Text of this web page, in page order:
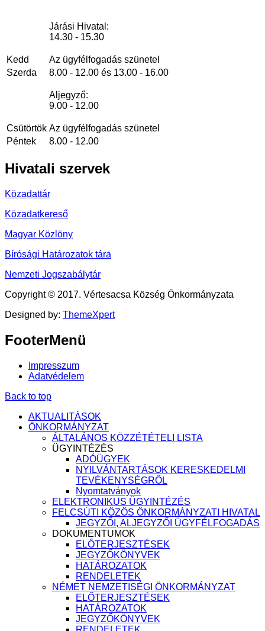
Járási Hivatal:
14.30 - 15.30
Kedd
Az ügyfélfogadás szünetel
Szerda
8.00 - 12.00 és 13.00 - 16.00
Aljegyző:
9.00 - 12.00
Csütörtök Az ügyfélfogadás szünetel
Péntek
8.00 - 12.00
Hivatali szervek
Közadattár
Közadatkereső
Magyar Közlöny
Bírósági Határozatok tára
Nemzeti Jogszabálytár
Copyright © 2017. Vértesacsa Község Önkormányzata
Designed by: ThemeXpert
FooterMenü
Impresszum
Adatvédelem
Back to top
AKTUALITÁSOK
ÖNKORMÁNYZAT
ÁLTALÁNOS KÖZZÉTÉTELI LISTA
ÜGYINTÉZÉS
ADÓÜGYEK
NYILVÁNTARTÁSOK KERESKEDELMI
TEVÉKENYSÉGRŐL
Nyomtatványok
ELEKTRONIKUS ÜGYINTÉZÉS
FELCSÚTI KÖZÖS ÖNKORMÁNYZATI HIVATAL
JEGYZŐI, ALJEGYZŐI ÜGYFÉLFOGADÁS
DOKUMENTUMOK
ELŐTERJESZTÉSEK
JEGYZŐKÖNYVEK
HATÁROZATOK
RENDELETEK
NÉMET NEMZETISÉGI ÖNKORMÁNYZAT
ELŐTERJESZTÉSEK
HATÁROZATOK
JEGYZŐKÖNYVEK